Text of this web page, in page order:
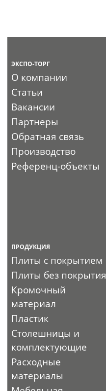
ЭКСПО-ТОРГ
О компании
Статьи
Вакансии
Партнеры
Обратная связь
Производство
Референц-объекты
ПРОДУКЦИЯ
Плиты с покрытием
Плиты без покрытия
Кромочный
материал
Пластик
Столешницы и
комплектующие
Расходные
материалы